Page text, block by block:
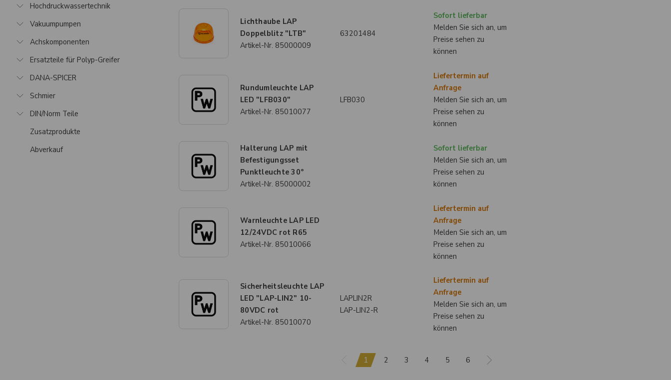
Hochdruckwassertechnik
Vakuumpumpen
Achskomponenten
Ersatzteile für Polyp-Greifer
DANA-SPICER
Schmier
DIN/Norm Teile
Zusatzprodukte
Abverkauf
Lichthaube LAP
Doppelblitz "LTB"
Artikel-Nr. 85000009
63201484
Sofort lieferbar
Melden Sie sich an, um
Preise sehen zu
können
Rundumleuchte LAP
LED "LFB030"
Artikel-Nr. 85010077
LFB030
Liefertermin auf
Anfrage
Melden Sie sich an, um
Preise sehen zu
können
Halterung LAP mit
Befestigungsset
Punktleuchte 30°
Artikel-Nr. 85000002
Sofort lieferbar
Melden Sie sich an, um
Preise sehen zu
können
Warnleuchte LAP LED
12/24VDC rot R65
Artikel-Nr. 85010066
Liefertermin auf
Anfrage
Melden Sie sich an, um
Preise sehen zu
können
Sicherheitsleuchte LAP
LED "LAP-LIN2" 10-
80VDC rot
Artikel-Nr. 85010070
LAPLIN2R
LAP-LIN2-R
Liefertermin auf
Anfrage
Melden Sie sich an, um
Preise sehen zu
können
1 2 3 4 5 6